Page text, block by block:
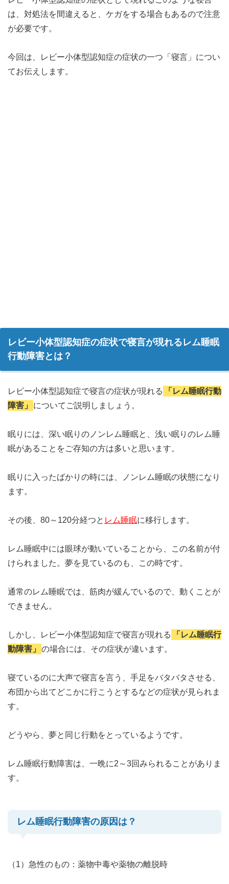
は、対処法を間違えると、ケガをする場合もあるので注意
が必要です。
今回は、レビー小体型認知症の症状の一つ「寝言」につい
てお伝えします。
レビー小体型認知症の症状で寝言が現れるレム睡眠
行動障害とは？
レビー小体型認知症で寝言の症状が現れる
「レム睡眠行動
障害」
についてご説明しましょう。
眠りには、深い眠りのノンレム睡眠と、浅い眠りのレム睡
眠があることをご存知の方は多いと思います。
眠りに入ったばかりの時には、ノンレム睡眠の状態になり
ます。
その後、80～120分経つと レム睡眠に移行します。
レム睡眠中には眼球が動いていることから、この名前が付
けられました。夢を見ているのも、この時です。
通常のレム睡眠では、筋肉が緩んでいるので、動くことが
できません。
しかし、レビー小体型認知症で寝言が現れる
「レム睡眠行
動障害」
の場合には、その症状が違います。
寝ているのに大声で寝言を言う、手足をバタバタさせる、
布団から出てどこかに行こうとするなどの症状が見られま
す。
どうやら、夢と同じ行動をとっているようです。
レム睡眠行動障害は、一晩に2～3回みられることがありま
す。
レム睡眠行動障害の原因は？
（1）急性のもの：薬物中毒や薬物の離脱時